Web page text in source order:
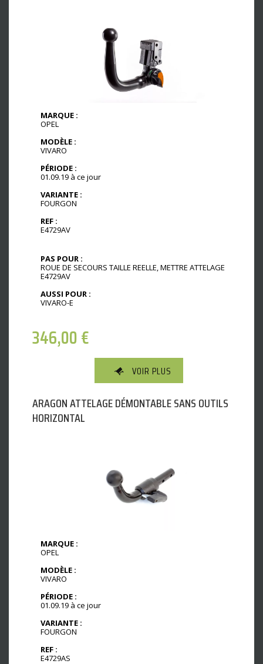
MARQUE :
OPEL
MODÈLE :
VIVARO
PÉRIODE :
01.09.19 à ce jour
VARIANTE :
FOURGON
REF :
E4729AV
PAS POUR :
ROUE DE SECOURS TAILLE REELLE, METTRE ATTELAGE
E4729AV
AUSSI POUR :
VIVARO-E
346,00€
VOIR PLUS
ARAGON ATTELAGE DÉMONTABLE SANS OUTILS
HORIZONTAL
MARQUE :
OPEL
MODÈLE :
VIVARO
PÉRIODE :
01.09.19 à ce jour
VARIANTE :
FOURGON
REF :
E4729AS